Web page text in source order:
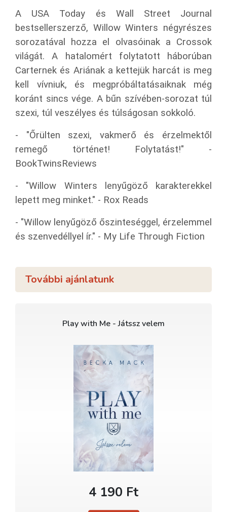
A USA Today és Wall Street Journal
bestsellerszerző, Willow Winters négyrészes
sorozatával hozza el olvasóinak a Crossok
világát. A hatalomért folytatott háborúban
Carternek és Ariának a kettejük harcát is meg
kell vívniuk, és megpróbáltatásaiknak még
koránt sincs vége. A bűn szívében-sorozat túl
szexi, túl veszélyes és túlságosan sokkoló.
- "Őrülten szexi, vakmerő és érzelmektől
remegő történet! Folytatást!" -
BookTwinsReviews
- "Willow Winters lenyűgöző karakterekkel
lepett meg minket." - Rox Reads
- "Willow lenyűgöző őszinteséggel, érzelemmel
és szenvedéllyel ír." - My Life Through Fiction
További ajánlatunk
Play with Me - Játssz velem
4 190 Ft